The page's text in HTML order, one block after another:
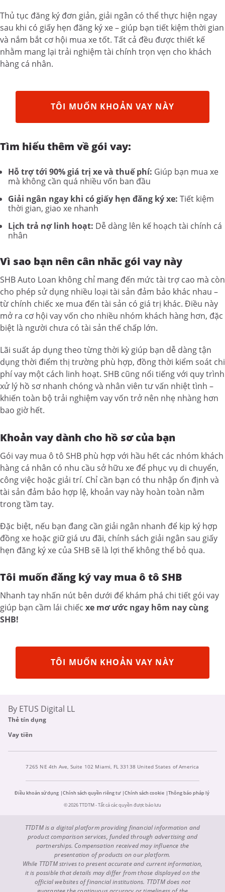
Thủ tục đăng ký đơn giản, giải ngân có thể thực hiện ngay
sau khi có giấy hẹn đăng ký xe – giúp bạn tiết kiệm thời gian
và nắm bắt cơ hội mua xe tốt. Tất cả đều được thiết kế
nhằm mang lại trải nghiệm tài chính trọn vẹn cho khách
hàng cá nhân.
TÔI MUỐN KHOẢN VAY NÀY
Tìm hiểu thêm về gói vay:
Hỗ trợ tới 90% giá trị xe và thuế phí: Giúp bạn mua xe
mà không cần quá nhiều vốn ban đầu
Giải ngân ngay khi có giấy hẹn đăng ký xe: Tiết kiệm
thời gian, giao xe nhanh
Lịch trả nợ linh hoạt: Dễ dàng lên kế hoạch tài chính cá
nhân
Vì sao bạn nên cân nhắc gói vay này
SHB Auto Loan không chỉ mang đến mức tài trợ cao mà còn
cho phép sử dụng nhiều loại tài sản đảm bảo khác nhau –
từ chính chiếc xe mua đến tài sản có giá trị khác. Điều này
mở ra cơ hội vay vốn cho nhiều nhóm khách hàng hơn, đặc
biệt là người chưa có tài sản thế chấp lớn.
Lãi suất áp dụng theo từng thời kỳ giúp bạn dễ dàng tận
dụng thời điểm thị trường phù hợp, đồng thời kiểm soát chi
phí vay một cách linh hoạt. SHB cũng nổi tiếng với quy trình
xử lý hồ sơ nhanh chóng và nhân viên tư vấn nhiệt tình –
khiến toàn bộ trải nghiệm vay vốn trở nên nhẹ nhàng hơn
bao giờ hết.
Khoản vay dành cho hồ sơ của bạn
Gói vay mua ô tô SHB phù hợp với hầu hết các nhóm khách
hàng cá nhân có nhu cầu sở hữu xe để phục vụ di chuyển,
công việc hoặc giải trí. Chỉ cần bạn có thu nhập ổn định và
tài sản đảm bảo hợp lệ, khoản vay này hoàn toàn nằm
trong tầm tay.
Đặc biệt, nếu bạn đang cần giải ngân nhanh để kịp ký hợp
đồng xe hoặc giữ giá ưu đãi, chính sách giải ngân sau giấy
hẹn đăng ký xe của SHB sẽ là lợi thế không thể bỏ qua.
Tôi muốn đăng ký vay mua ô tô SHB
Nhanh tay nhấn nút bên dưới để khám phá chi tiết gói vay
giúp bạn cầm lái chiếc xe mơ ước ngay hôm nay cùng
SHB!
TÔI MUỐN KHOẢN VAY NÀY
By ETUS Digital LL
Thẻ tín dụng
Vay tiền
7265 NE 4th Ave, Suite 102 Miami, FL 33138 United States of America
Điều khoản sử dụng Chính sách quyền riêng tư Chính sách cookie
Thông báo pháp lý
© 2026 TTDTM - Tất cả các quyền được bảo lưu
TTDTM is a digital platform providing financial information and
product comparison services, funded through advertising and
partnerships. Compensation received may influence the
presentation of products on our platform.
While TTDTM strives to present accurate and current information,
it is possible that details may differ from those displayed on the
official websites of financial institutions. TTDTM does not